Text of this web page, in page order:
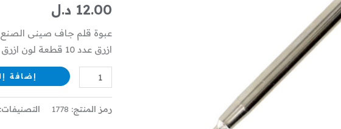
12.00 د.ل
عبوة قلم جاف صينى الصنع
ازرق عدد 10 قطعة لون ازرق
5
قطعة
إضافة
رمز المنتج: 1778